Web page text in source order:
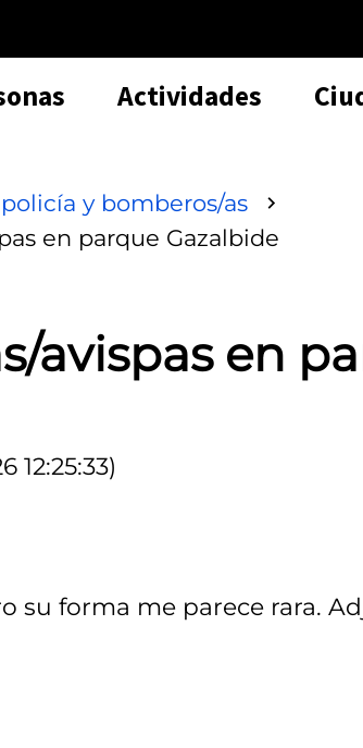
Actividades
y bomberos/as
en parque Gazalbide
avispas en
12:25:33)
su forma me parece rara.